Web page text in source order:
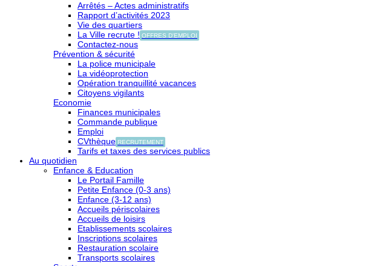
Arrêtés – Actes administratifs
Rapport d’activités 2023
Vie des quartiers
La Ville recrute ! OFFRES D'EMPLOI
Contactez-nous
Prévention & sécurité
La police municipale
La vidéoprotection
Opération tranquillité vacances
Citoyens vigilants
Economie
Finances municipales
Commande publique
Emploi
CVthèque RECRUTEMENT
Tarifs et taxes des services publics
Au quotidien
Enfance & Education
Le Portail Famille
Petite Enfance (0-3 ans)
Enfance (3-12 ans)
Accueils périscolaires
Accueils de loisirs
Etablissements scolaires
Inscriptions scolaires
Restauration scolaire
Transports scolaires